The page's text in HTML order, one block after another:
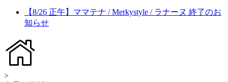
【8/26 正午】ママテナ / Merkystyle / ラナーヌ 終了のお
知らせ
>